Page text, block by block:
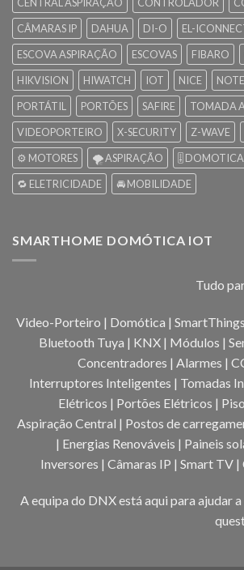
CENTRAL ASPIRAÇÃO
CONTROLADOR
CÂMARAS IP
DAHUA DI-O
EL-
ESCOVA ASPIRAÇÃO
ESCOVAS FIBARO
HIKVISION
HIWATCH IOT NICE
PORTÁTIL
PORTÕES SAFIRE
TOMADA
VIDEOPORTEIRO
X-SECURITY Z-WAVE
⚙️ MOTORES
🌪️ ASPIRAÇÃO 🎚️
🔁 ELETRICIDADE
🚘 MOBILIDADE
SMARTHOME DOMÓTICA IOT
Tudo
Video-Porteiro | Domótica |
Bluetooth Tuya | KNX | Módulos |
Concentradores | Alarmes |
Interruptores Inteligentes | Tomadas
Elétricos | Portões Elétricos |
Aspiração Central | Postos de
| Energias Renováveis | Paineis
Inversores | Câmaras IP | Smart TV
A equipa do DNX está aqui para ajudar